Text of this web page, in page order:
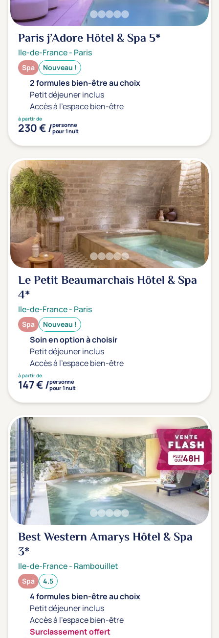
Paris j’Adore Hôtel & Spa 5*
Ile-de-France- Paris
Spa Nouveau !
2 formules bien-être au choix
Petit déjeuner inclus
Accès à l'espace bien-être
à partir de
230 € /personne
pour 1 nuit
Le Petit Beaumarchais Hôtel & Spa
4*
Ile-de-France- Paris
Spa Nouveau !
Soin en option à choisir
Petit déjeuner inclus
Accès à l'espace bien-être
à partir de
147 € /personne
pour 1 nuit
PLUS
QUE48H
Best Western Amarys Hôtel & Spa
3*
Ile-de-France- Rambouillet
Spa 4.5
4 formules bien-être au choix
Petit déjeuner inclus
Accès à l'espace bien-être
Surclassement offert